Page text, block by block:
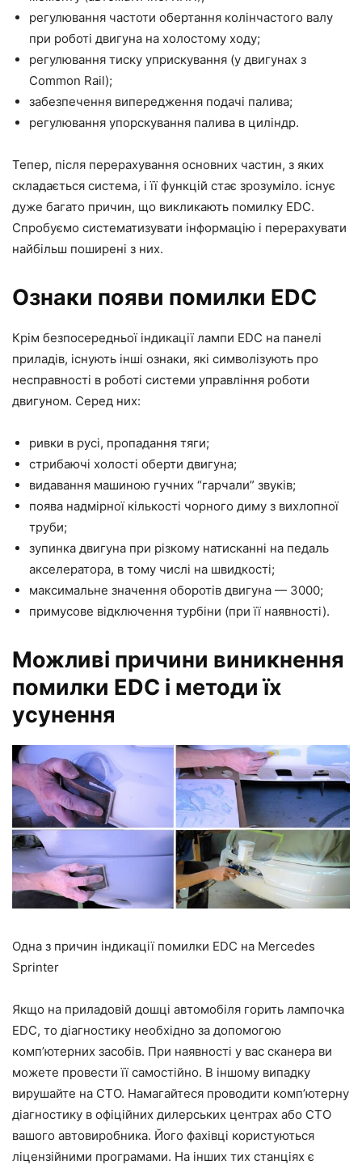
регулювання частоти обертання колінчастого валу
при роботі двигуна на холостому ходу;
регулювання тиску уприскування (у двигунах з
Common Rail);
забезпечення випередження подачі палива;
регулювання упорскування палива в циліндр.
Тепер, після перерахування основних частин, з яких
складається система, і її функцій стає зрозуміло. існує
дуже багато причин, що викликають помилку EDC.
Спробуємо систематизувати інформацію і перерахувати
найбільш поширені з них.
Ознаки появи помилки EDC
Крім безпосередньої індикації лампи EDC на панелі
приладів, існують інші ознаки, які символізують про
несправності в роботі системи управління роботи
двигуном. Серед них:
ривки в русі, пропадання тяги;
стрибаючі холості оберти двигуна;
видавання машиною гучних “гарчали” звуків;
поява надмірної кількості чорного диму з вихлопної
труби;
зупинка двигуна при різкому натисканні на педаль
акселератора, в тому числі на швидкості;
максимальне значення оборотів двигуна — 3000;
примусове відключення турбіни (при її наявності).
Можливі причини виникнення
помилки EDC і методи їх
усунення
Одна з причин індикації помилки EDC на Mercedes
Sprinter
Якщо на приладовій дошці автомобіля горить лампочка
EDC, то діагностику необхідно за допомогою
комп’ютерних засобів. При наявності у вас сканера ви
можете провести її самостійно. В іншому випадку
вирушайте на СТО. Намагайтеся проводити комп’ютерну
діагностику в офіційних дилерських центрах або СТО
вашого автовиробника. Його фахівці користуються
ліцензійними програмами. На інших тих станціях є